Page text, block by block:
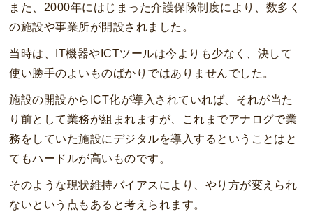
また、2000年にはじまった介護保険制度により、数多く
の施設や事業所が開設されました。
当時は、IT機器やICTツールは今よりも少なく、決して
使い勝手のよいものばかりではありませんでした。
施設の開設からICT化が導入されていれば、それが当た
り前として業務が組まれますが、これまでアナログで業
務をしていた施設にデジタルを導入するということはと
てもハードルが高いものです。
そのような現状維持バイアスにより、やり方が変えられ
ないという点もあると考えられます。